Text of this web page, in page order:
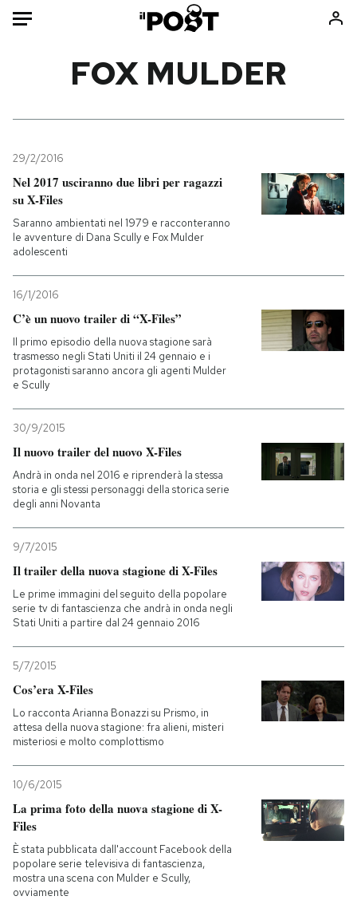
Mondo
Politica
Tecnologia
Internet
Scienza
Economia
Sport
Consumismi
Ok Boomer!
Mondiali calcio 2026
PODCAST
I MIEI PREFERITI
SHOP
CALENDARIO
AREA PERSONALE
Entra
FOX MULDER
29/2/2016
Nel 2017 usciranno due libri per ragazzi
su X-Files
Saranno ambientati nel 1979 e racconteranno
le avventure di Dana Scully e Fox Mulder
adolescenti
16/1/2016
C’è un nuovo trailer di “X-Files”
Il primo episodio della nuova stagione sarà
trasmesso negli Stati Uniti il 24 gennaio e i
protagonisti saranno ancora gli agenti Mulder
e Scully
30/9/2015
Il nuovo trailer del nuovo X-Files
Andrà in onda nel 2016 e riprenderà la stessa
storia e gli stessi personaggi della storica serie
degli anni Novanta
9/7/2015
Il trailer della nuova stagione di X-Files
Le prime immagini del seguito della popolare
serie tv di fantascienza che andrà in onda negli
Stati Uniti a partire dal 24 gennaio 2016
5/7/2015
Cos’era X-Files
Lo racconta Arianna Bonazzi su Prismo, in
attesa della nuova stagione: fra alieni, misteri
misteriosi e molto complottismo
10/6/2015
La prima foto della nuova stagione di X-
Files
È stata pubblicata dall'account Facebook della
popolare serie televisiva di fantascienza,
mostra una scena con Mulder e Scully,
ovviamente